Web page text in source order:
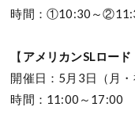
時間：①10:30～
【 アメリカンSLロー
開催日：5月3日（月・
時間：11:00～17:00